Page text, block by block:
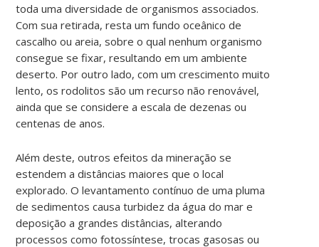
toda uma diversidade de organismos associados.
Com sua retirada, resta um fundo oceânico de
cascalho ou areia, sobre o qual nenhum organismo
consegue se fixar, resultando em um ambiente
deserto. Por outro lado, com um crescimento muito
lento, os rodolitos são um recurso não renovável,
ainda que se considere a escala de dezenas ou
centenas de anos.
Além deste, outros efeitos da mineração se
estendem a distâncias maiores que o local
explorado. O levantamento contínuo de uma pluma
de sedimentos causa turbidez da água do mar e
deposição a grandes distâncias, alterando
processos como fotossíntese, trocas gasosas ou